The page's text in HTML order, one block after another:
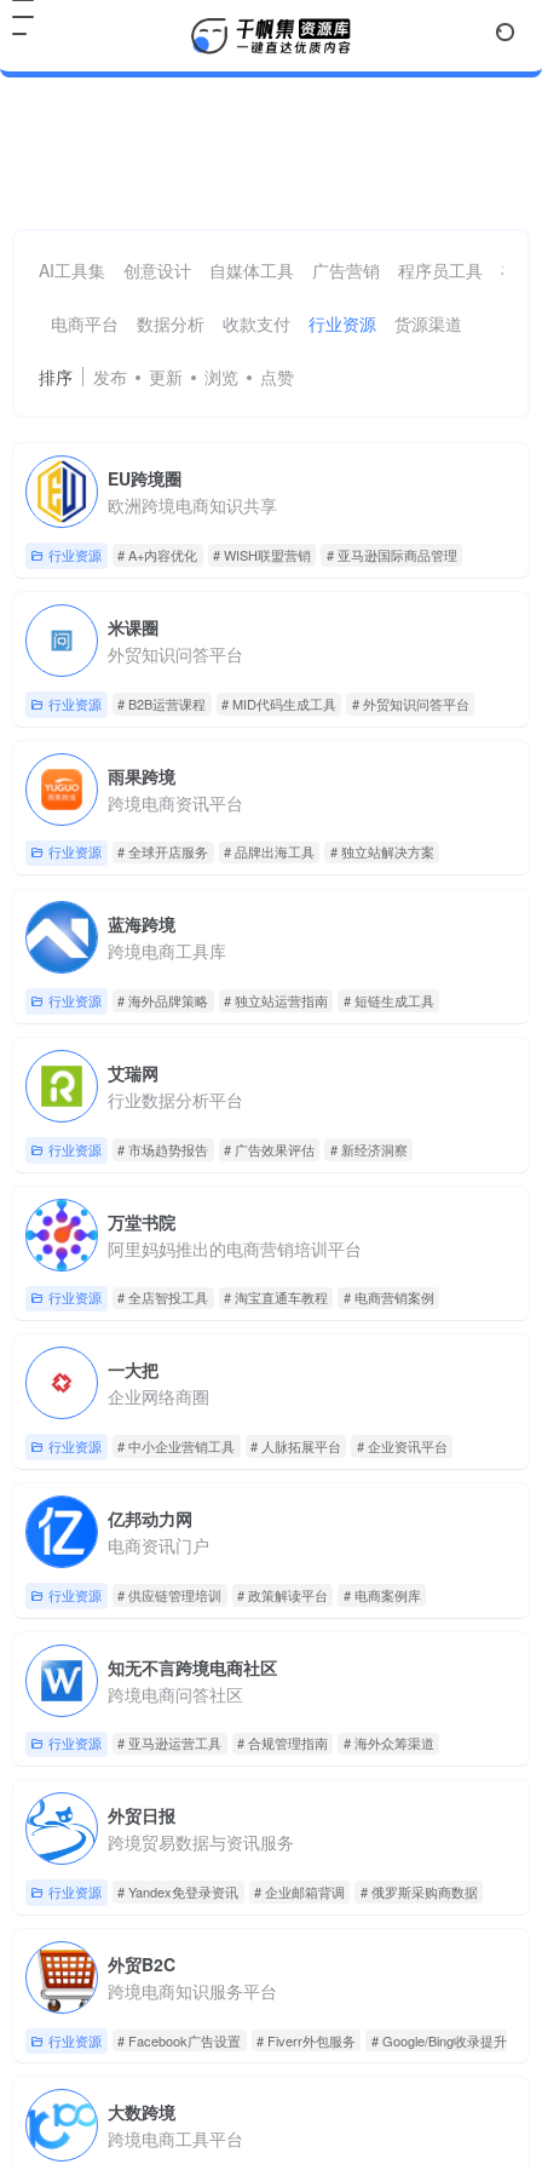
AI工具集 创意设计 自媒体工具 广告营销 程序员工具 在线
电商平台 数据分析 收款支付 行业资源 货源渠道
排序 发布 更新 浏览 点赞
EU跨境圈
欧洲跨境电商知识共享
行业资源 # A+内容优化 # WISH联盟营销 # 亚马逊国际商品管理
米课圈
外贸知识问答平台
行业资源 # B2B运营课程 # MID代码生成工具 # 外贸知识问答平台
雨果跨境
跨境电商资讯平台
行业资源 # 全球开店服务 # 品牌出海工具 # 独立站解决方案
蓝海跨境
跨境电商工具库
行业资源 # 海外品牌策略 # 独立站运营指南 # 短链生成工具
艾瑞网
行业数据分析平台
行业资源 # 市场趋势报告 # 广告效果评估 # 新经济洞察
万堂书院
阿里妈妈推出的电商营销培训平台
行业资源 # 全店智投工具 # 淘宝直通车教程 # 电商营销案例
一大把
企业网络商圈
行业资源 # 中小企业营销工具 # 人脉拓展平台 # 企业资讯平台
亿邦动力网
电商资讯门户
行业资源 # 供应链管理培训 # 政策解读平台 # 电商案例库
知无不言跨境电商社区
跨境电商问答社区
行业资源 # 亚马逊运营工具 # 合规管理指南 # 海外众筹渠道
外贸日报
跨境贸易数据与资讯服务
行业资源 # Yandex免登录资讯 # 企业邮箱背调 # 俄罗斯采购商数据
外贸B2C
跨境电商知识服务平台
行业资源 # Facebook广告设置 # Fiverr外包服务 # Google/Bing收录提升
大数跨境
跨境电商工具平台